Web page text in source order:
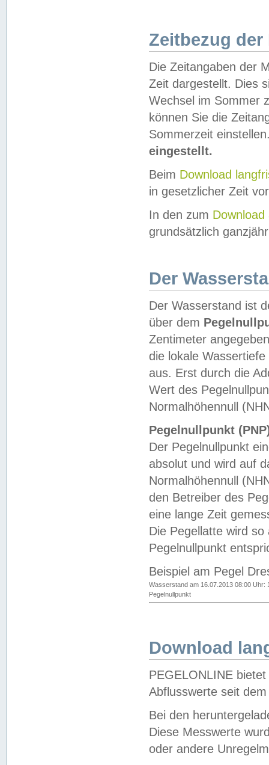
Zeitbezug der
Die Zeitangaben der
Zeit dargestellt. Dies
Wechsel im Sommer
können Sie die
Sommerzeit
eingestellt.
Beim Download
in gesetzlicher Zeit
In den zum Download
grundsätzlich
Der
Der Wasserstand ist
über dem
Zentimeter
die lokale
aus. Erst durch die
Wert des
Normalhöhennull
Pegelnullpunkt
Der Pegelnullpunkt
absolut und wird auf
Normalhöhennull
den Betreiber des
eine lange Zeit
Die Pegellatte wird
Pegelnullpunkt
Beispiel am Pegel
Wasserstand am 16.07.2013 08:00 Uhr:
Pegelnullpunkt
Download
PEGELONLINE
Abflusswerte seit
Bei den
Diese Messwerte
oder andere